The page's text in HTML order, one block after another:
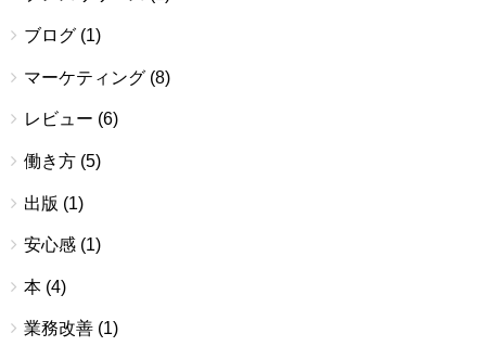
ブログ (1)
マーケティング (8)
レビュー (6)
働き方 (5)
出版 (1)
安心感 (1)
本 (4)
業務改善 (1)